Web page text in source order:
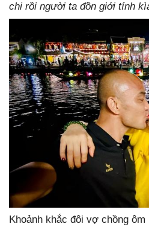
chi rồi người ta đồn giới tính
Khoảnh khắc đôi vợ chồng